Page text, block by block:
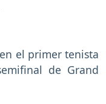
el primer tenista
de Grand